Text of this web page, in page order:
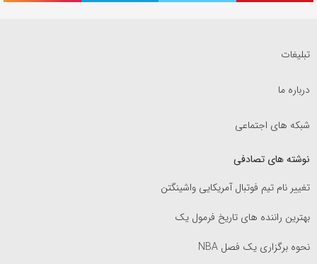
تبلیغات
درباره ما
شبکه های اجتماعی
نوشته های تصادفی
تغییر نام تیم فوتبال آمریکایی واشینگتن
بهترین راننده های تاریخ فرمول یک
نحوه برگزاری یک فصل NBA